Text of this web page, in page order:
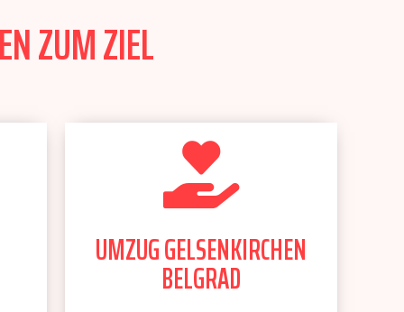
ZUM ZIEL
UMZUG GELSENKIRCHEN
BELGRAD